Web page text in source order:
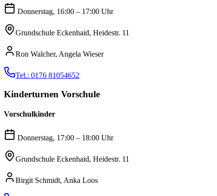
Donnerstag, 16:00 – 17:00 Uhr
Grundschule Eckenhaid, Heidestr. 11
Ron Walcher, Angela Wieser
Tel.: 0176 81054652
Kinderturnen Vorschule
Vorschulkinder
Donnerstag, 17:00 – 18:00 Uhr
Grundschule Eckenhaid, Heidestr. 11
Birgit Schmidt, Anka Loos